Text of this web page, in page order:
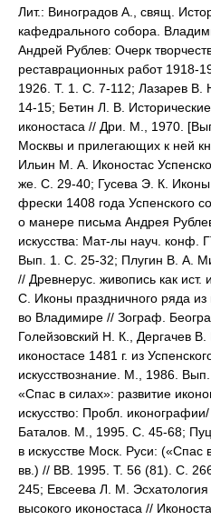
Лит.: Виноградов А., свящ.
кафедрального собора.
Андрей Рублев: Очерк
реставрационных работ 1918-
1926. Т. 1. С. 7-112; Лазарев
14-15; Бетин Л. В.
иконостаса // Дри. М., 1970.
Москвы и прилегающих к ней
Ильин М. А. Иконостас
же. С. 29-40; Гусева Э. К. Иконы
фрески 1408 года Успенского
о манере письма Андрея
искусства: Мат-лы науч. конф.
Вып. 1. С. 25-32; Плугин В. А.
// Древнерус. живопись как
С. Иконы праздничного ряда из
во Владимире // Зограф.
Голейзовский Н. К., Дергачев
иконостасе 1481 г. из
искусствознание. М., 1986.
«Спас в силах»: развитие
искусство: Пробл.
Баталов. М., 1995. С. 45-68;
в искусстве Моск. Руси: («Спас
вв.) // ВВ. 1995. Т. 56 (81). С.
245; Евсеева Л. М.
высокого иконостаса //